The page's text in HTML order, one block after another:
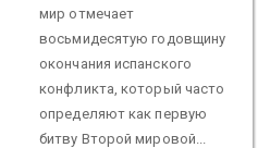
мир отмечает
восьмидесятую годовщину
окончания испанского
конфликта, который часто
определяют как первую
битву Второй мировой...